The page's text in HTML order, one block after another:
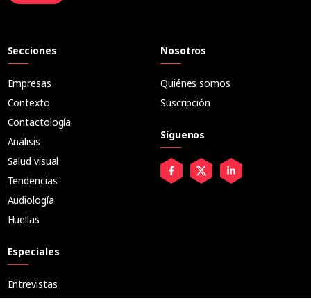
Secciones
Empresas
Contexto
Contactología
Análisis
Salud visual
Tendencias
Audiología
Huellas
Especiales
Entrevistas
Nosotros
Quiénes somos
Suscripción
Síguenos